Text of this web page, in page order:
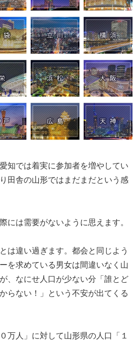
知では着実に参加者を増やしてい
田舎の山形ではまだまだという感
には需要がないように思えます。
は違い過ぎます。都会と同じよう
を求めている男女は間違いなく山
、なにせ人口が少ない分「誰とど
らない！」という不安が出てくる
万人」に対して山形県の人口「１